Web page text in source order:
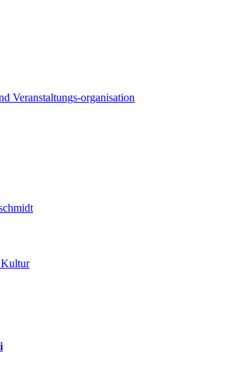
Veranstaltungs-organisation